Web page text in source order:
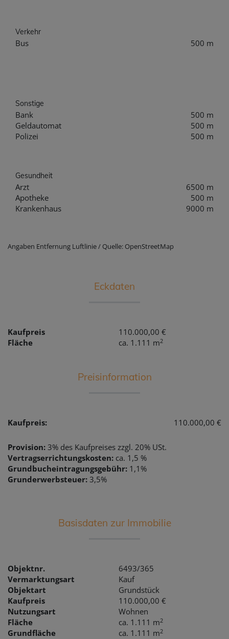
Verkehr
Bus 500 m
Sonstige
Bank
500 m
Geldautomat
500 m
Polizei
500 m
Gesundheit
Arzt
6500 m
Apotheke
500 m
Krankenhaus
9000 m
Angaben Entfernung Luftlinie / Quelle: OpenStreetMap
Eckdaten
Kaufpreis
110.000,00 €
Fläche
ca. 1.111 m2
Preisinformation
Kaufpreis: 110.000,00 €
Provision: 3% des Kaufpreises zzgl. 20% USt.
Vertragserrichtungskosten: ca. 1,5 %
Grundbucheintragungsgebühr: 1,1%
Grunderwerbsteuer: 3,5%
Basisdaten zur Immobilie
Objektnr.
6493/365
Vermarktungsart
Kauf
Objektart
Grundstück
Kaufpreis
110.000,00 €
Nutzungsart
Wohnen
Fläche
ca. 1.111 m2
Grundfläche ca. 1.111 m2